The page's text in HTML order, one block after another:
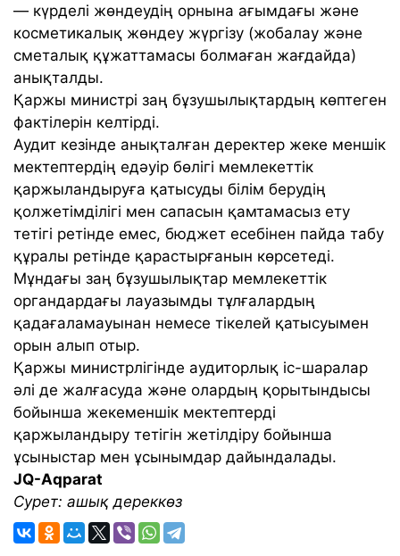
— күрделі жөндеудің орнына ағымдағы және
косметикалық жөндеу жүргізу (жобалау және
сметалық құжаттамасы болмаған жағдайда)
анықталды.
Қаржы министрі заң бұзушылықтардың көптеген
фактілерін келтірді.
Аудит кезінде анықталған деректер жеке меншік
мектептердің едәуір бөлігі мемлекеттік
қаржыландыруға қатысуды білім берудің
қолжетімділігі мен сапасын қамтамасыз ету
тетігі ретінде емес, бюджет есебінен пайда табу
құралы ретінде қарастырғанын көрсетеді.
Мұндағы заң бұзушылықтар мемлекеттік
органдардағы лауазымды тұлғалардың
қадағаламауынан немесе тікелей қатысуымен
орын алып отыр.
Қаржы министрлігінде аудиторлық іс-шаралар
әлі де жалғасуда және олардың қорытындысы
бойынша жекеменшік мектептерді
қаржыландыру тетігін жетілдіру бойынша
ұсыныстар мен ұсынымдар дайындалады.
JQ-Aqparat
Сурет: ашық дереккөз